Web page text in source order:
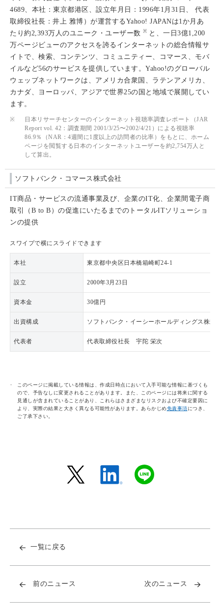
4689、本社：東京都港区、設立年月日：1996年1月31日、 代表
取締役社長：井上 雅博）が運営するYahoo! JAPANは1か月あ
たり約2,393万人のユニーク・ユーザー数 ※ と、一日3億1,200
万ページビューのアクセスを誇るインターネットの総合情報サ
イトで、検索、コンテンツ、コミュニティー、コマース、モバ
イルなど56のサービスを提供しています。Yahoo!のグローバル
ウェッブネットワークは、アメリカ合衆国、ラテンアメリカ、
カナダ、ヨーロッパ、アジアで世界25の国と地域で展開してい
ます。
※
日本リサーチセンターのインターネット視聴率調査レポート（JAR
Report vol. 42：調査期間 2001/3/25〜2002/4/21）による視聴率
86.9％（NAR：4週間に1度以上の訪問者の比率）をもとに、ホーム
ページを閲覧する日本のインターネットユーザーを約2,754万人と
して算出。
ソフトバンク・コマース株式会社
IT商品・サービスの流通事業及び、企業のIT化、企業間電子商
取引（B to B）の促進にいたるまでのトータルITソリューショ
ンの提供
スワイプで横にスライドできます
本社 東京都中央区日本橋箱崎町24-1
設立 2000年3月23日
資本金 30億円
出資構成 ソフトバンク・イーシーホールディングス株式
代表者 代表取締役社長 宇陀 栄次
このページに掲載している情報は、作成日時点において入手可能な情報に基づくも
ので、予告なしに変更されることがあります。また、このページには将来に関する
見通しが含まれていることがあり、これらはさまざまなリスクおよび不確定要因に
より、実際の結果と大きく異なる可能性があります。あらかじめ免責事項につき、
ご了承下さい。
一覧に戻る
前のニュース 次のニュース